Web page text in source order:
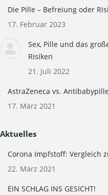
in
in
Die Pille – Befreiung oder
17. Februar 2023
Sex, Pille und das
Risiken
21. Juli 2022
AstraZeneca vs. Antibabypille
17. März 2021
Aktuelles
Corona Impfstoff: Vergleich
22. März 2021
EIN SCHLAG INS GESICHT!